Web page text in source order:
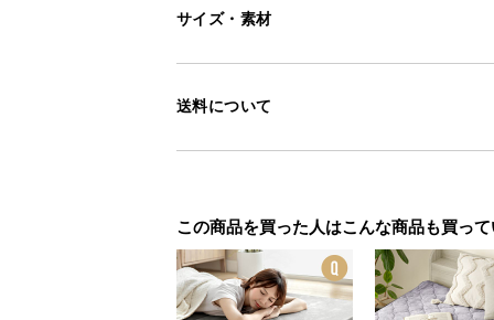
サイズ・素材
送料について
この商品を買った人はこんな商品も買っ